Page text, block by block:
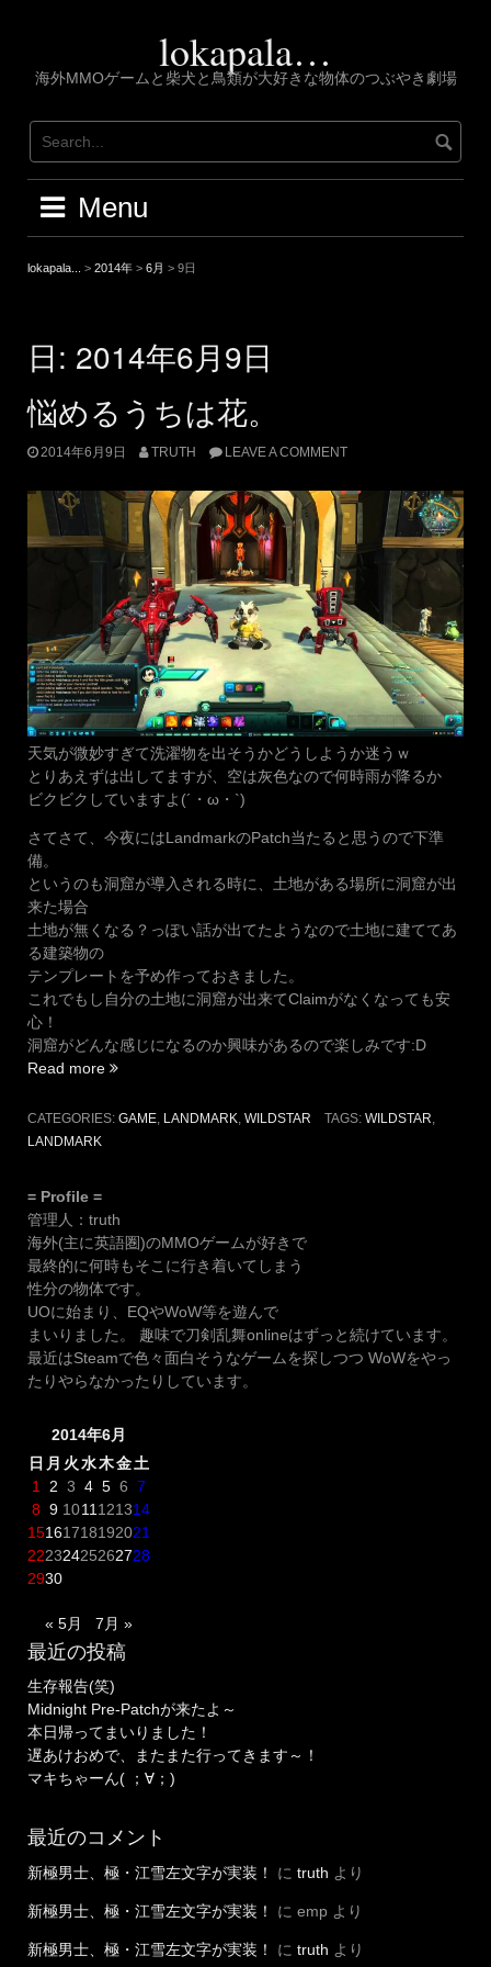
lokapala…
海外MMOゲームと柴犬と鳥類が大好きな物体のつぶやき劇場
Menu
lokapala... > 2014年 > 6月 > 9日
日: 2014年6月9日
悩めるうちは花。
2014年6月9日 TRUTH LEAVE A COMMENT
天気が微妙すぎて洗濯物を出そうかどうしようか迷うｗ
とりあえずは出してますが、空は灰色なので何時雨が降るか
ビクビクしていますよ(´・ω・`)
さてさて、今夜にはLandmarkのPatch当たると思うので下準
備。
というのも洞窟が導入される時に、土地がある場所に洞窟が出
来た場合
土地が無くなる？っぽい話が出てたようなので土地に建ててあ
る建築物の
テンプレートを予め作っておきました。
これでもし自分の土地に洞窟が出来てClaimがなくなっても安
心！
洞窟がどんな感じになるのか興味があるので楽しみです:D
Read more “悩
る
CATEGORIES: GAME LANDMARK WILDSTAR TAGS: WILDSTAR
LANDMARK
= Profile =
管理人：truth
海外(主に英語圏)のMMOゲームが好きで
最終的に何時もそこに行き着いてしまう
性分の物体です。
UOに始まり、EQやWoW等を遊んで
まいりました。 趣味で刀剣乱舞onlineはずっと続けています。
最近はSteamで色々面白そうなゲームを探しつつ WoWをやっ
たりやらなかったりしています。
2014年6月
日 月 火水木金土
1
2 3 4 5 6 7
8 9 1011 121314
15161718192021
22232425262728
2930
« 5月 7月 »
最近の投稿
生存報告(笑)
Midnight Pre-Patchが来たよ～
本日帰ってまいりました！
遅あけおめで、またまた行ってきます～！
マキちゃーん( ；∀；)
最近のコメント
新極男士、極・江雪左文字が実装！ に truth より
新極男士、極・江雪左文字が実装！ に emp より
新極男士、極・江雪左文字が実装！ に truth より